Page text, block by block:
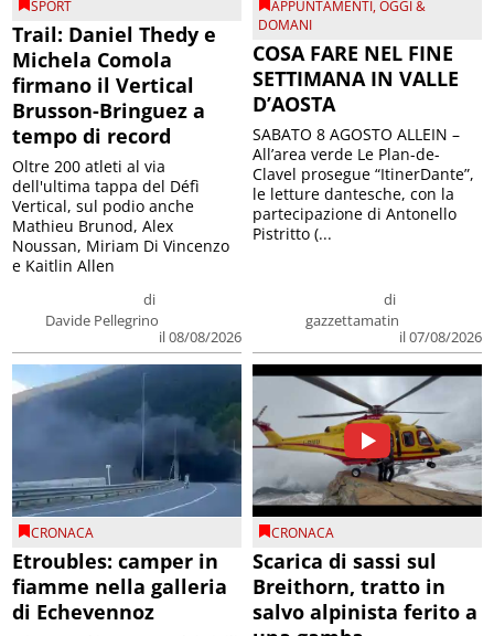
SPORT
Trail: Daniel Thedy e
Michela Comola
firmano il Vertical
Brusson-Bringuez a
tempo di record
di
Davide Pellegrino
il 08/08/2026
Oltre 200 atleti al via
dell'ultima tappa del Défì
Vertical, sul podio anche
Mathieu Brunod, Alex
Noussan, Miriam Di Vincenzo
e Kaitlin Allen
APPUNTAMENTI,OGGI &
DOMANI
COSA FARE NEL FINE
SETTIMANA IN VALLE
D’AOSTA
di
gazzettamatin
il 07/08/2026
SABATO 8 AGOSTO ALLEIN –
All’area verde Le Plan-de-
Clavel prosegue “ItinerDante”,
le letture dantesche, con la
partecipazione di Antonello
Pistritto (...
CRONACA
Etroubles: camper in
fiamme nella galleria
di Echevennoz
CRONACA
Scarica di sassi sul
Breithorn, tratto in
salvo alpinista ferito a